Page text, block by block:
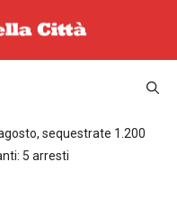
sequestrate 1.200
5 arresti